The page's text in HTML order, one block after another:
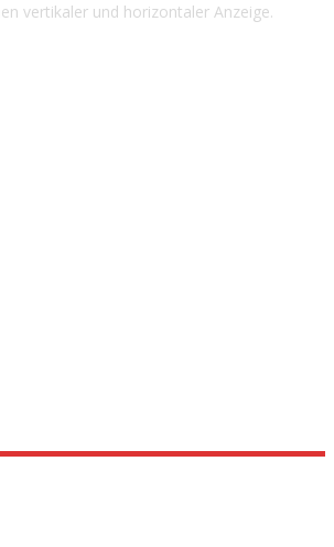
vertikaler und horizontaler Anzeige.